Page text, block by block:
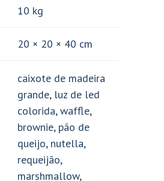
10 kg
20 × 20 × 40 cm
caixote de madeira
grande, luz de led
colorida, waffle,
brownie, pão de
queijo, nutella,
requeijão,
marshmallow,